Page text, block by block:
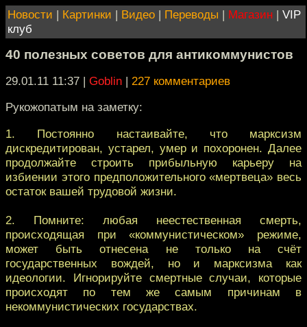
Новости | Картинки | Видео | Переводы | Магазин | VIP
клуб
40 полезных советов для антикоммунистов
29.01.11 11:37 | Goblin | 227 комментариев
Рукожопатым на заметку:
1. Постоянно настаивайте, что марксизм
дискредитирован, устарел, умер и похоронен. Далее
продолжайте строить прибыльную карьеру на
избиении этого предположительного «мертвеца» весь
остаток вашей трудовой жизни.
2. Помните: любая неестественная смерть,
происходящая при «коммунистическом» режиме,
может быть отнесена не только на счёт
государственных вождей, но и марксизма как
идеологии. Игнорируйте смертные случаи, которые
происходят по тем же самым причинам в
некоммунистических государствах.